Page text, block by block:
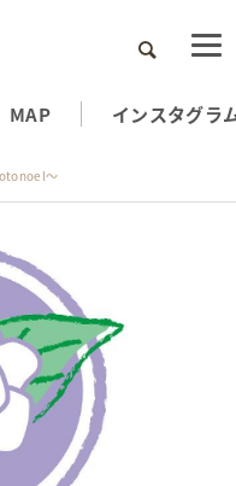
検索
MAP インスタグラ
～